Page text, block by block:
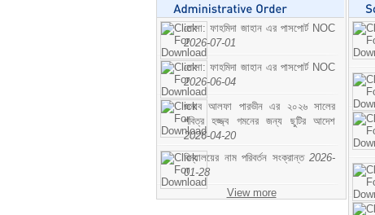
মোসা: ফাহমিদা জাহান এর পাসপোর্ট NOC
2026-07-01
মোসা: ফাহমিদা জাহান এর পাসপোর্ট NOC
2026-06-04
জনাব আলফা পারভীন এর ২০২৬ সালের
পবিত্র হজ্জ্ব গমনের জন্য ছুটির আদেশ
2026-04-20
বিদ্যালয়ের নাম পরিবর্তন সংক্রান্ত 2026-
01-28
View more